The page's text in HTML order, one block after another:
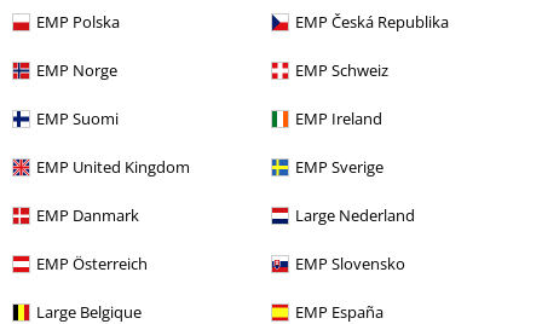
EMP Polska EMP Česká Republika
EMP Norge EMP Schweiz
EMP Suomi EMP Ireland
EMP United Kingdom EMP Sverige
EMP Danmark Large Nederland
EMP Österreich EMP Slovensko
Large Belgique EMP España